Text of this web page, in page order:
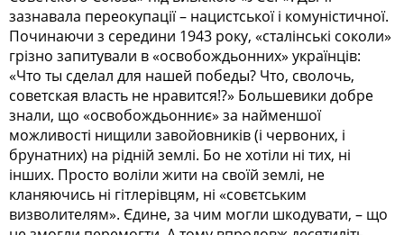
зазнавала переокупації – нацистської і комуністичної.
Починаючи з середини 1943 року, «сталінські соколи»
грізно запитували в «освобождьонних» українців:
«Что ты сделал для нашей победы? Что, сволочь,
советская власть не нравится!?» Большевики добре
знали, що «освобождьонниє» за найменшої
можливості нищили завойовників (і червоних, і
брунатних) на рідній землі. Бо не хотіли ні тих, ні
інших. Просто воліли жити на своїй землі, не
кланяючись ні гітлерівцям, ні «совєтським
визволителям». Єдине, за чим могли шкодувати, – що